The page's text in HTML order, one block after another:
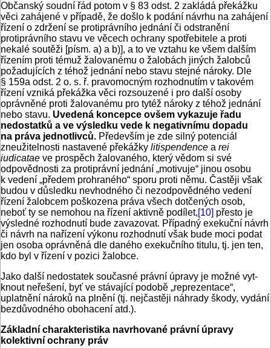
Občanský soudní řád potom v § 83 odst. 2 zakládá překážku
věci zahájené v případě, že došlo k podání návrhu na zahájení
řízení o zdržení se protiprávního jednání či odstranění
protiprávního stavu ve věcech ochrany spotřebitele a proti
nekalé soutěži [písm. a) a b)], a to ve vztahu ke všem dalším
řízením proti témuž žalovanému o žalobách jiných žalobců
požadujících z téhož jednání nebo stavu stejné nároky. Dle
§ 159a odst. 2 o. s. ř. pravomocným rozhodnutím v takovém
řízení vzniká překážka věci rozsouzené i pro další osoby
oprávněné proti žalovanému pro tytéž nároky z téhož jednání
nebo stavu. Uvedená koncepce ovšem vykazuje řadu
nedostatků a ve výsledku vede k negativnímu dopadu
na práva jednotlivců. Především je zde silný potenciál
zneužitelnosti nastavené překážky litispendence a rei
iudicatae ve prospěch žalovaného, který vědom si své
odpovědnosti za protiprávní jednání „motivuje“ jinou osobu
k vedení „předem prohraného“ sporu proti němu. Častěji však
budou v důsledku nevhodného či nezodpovědného vedení
řízení žalobcem poškozena práva všech dotčených osob,
neboť ty se nemohou na řízení aktivně podílet,[10] přesto je
výsledné rozhodnutí bude zavazovat. Případný exekuční návrh
či návrh na nařízení výkonu rozhodnutí však bude moci podat
jen osoba oprávněná dle daného exekučního titulu, tj. jen ten,
kdo byl v řízení v pozici žalobce.
Jako další nedostatek současné právní úpravy je možné vyt­
knout neřešení, byť ve stávající podobě „reprezentace“,
uplatnění nároků na plnění (tj. nejčastěji náhrady škody, vydání
bezdůvodného obohacení atd.).
Základní charakteristika navrhované právní úpravy
kolektivní ochrany práv